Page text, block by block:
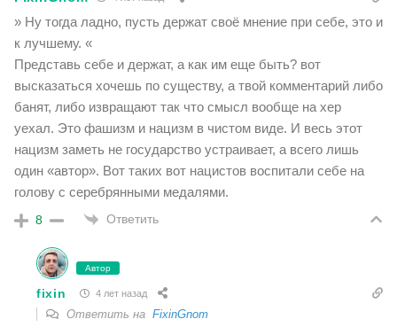
» Ну тогда ладно, пусть держат своё мнение при себе, это и
к лучшему. «
Представь себе и держат, а как им еще быть? вот
высказаться хочешь по существу, а твой комментарий либо
банят, либо извращают так что смысл вообще на хер
уехал. Это фашизм и нацизм в чистом виде. И весь этот
нацизм заметь не государство устраивает, а всего лишь
один «автор». Вот таких вот нацистов воспитали себе на
голову с серебрянными медалями.
8 Ответить
Автор
fixin 4 лет назад
Ответить на FixinGnom